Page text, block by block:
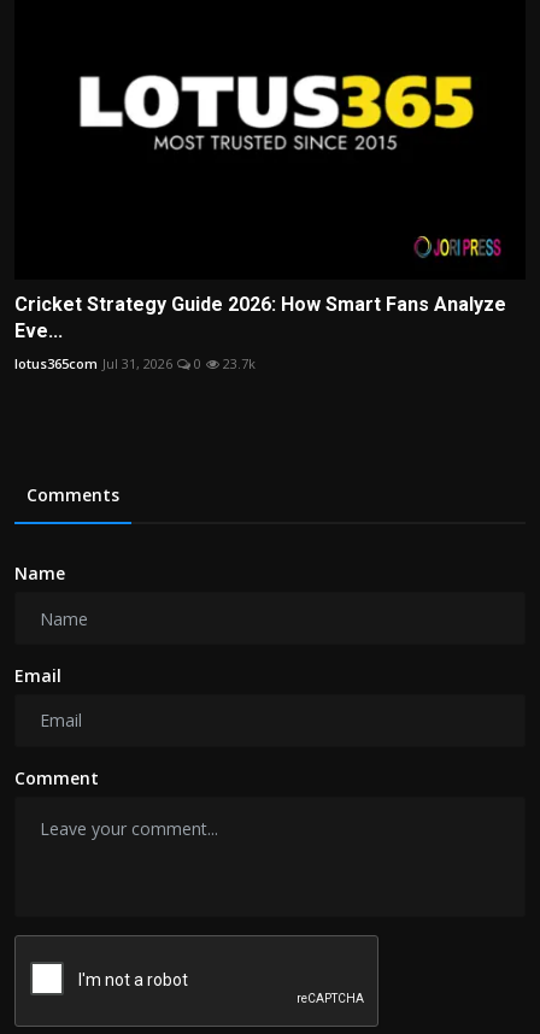
Cricket Strategy Guide 2026: How Smart Fans Analyze
Eve...
lotus365com Jul 31, 2026 0 23.7k
Comments
Name
Email
Comment